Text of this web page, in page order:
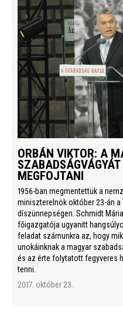
ORBÁN VIKTOR: A
MEGFOJTANI
1956-ban megmentettük a
miniszterelnök október 23-án a
díszünnepségen. Schmidt
főigazgatója ugyanitt
feladat számunkra az, hogy
unokáinknak a magyar
és az érte folytatott fegyveres
tenni.
2017. október 23.